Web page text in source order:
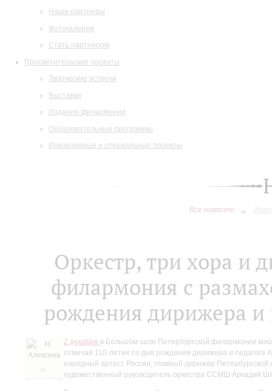
Наши партнеры
Фотогалерея
Стать партнером
Просветительские проекты
Творческие встречи
Выставки
Издания филармонии
Образовательные программы
Инклюзивные и специальные проекты
Все новости
Оркестр, три хора и
филармония с
рождения дирижера и
Н.
2 декабря в Большом зале Петербургской филармонии
отмечая 110-летие со дня рождения дирижера и педагога
народный артист России, главный дирижер
художественный руководитель оркестра ССМШ Аркадий